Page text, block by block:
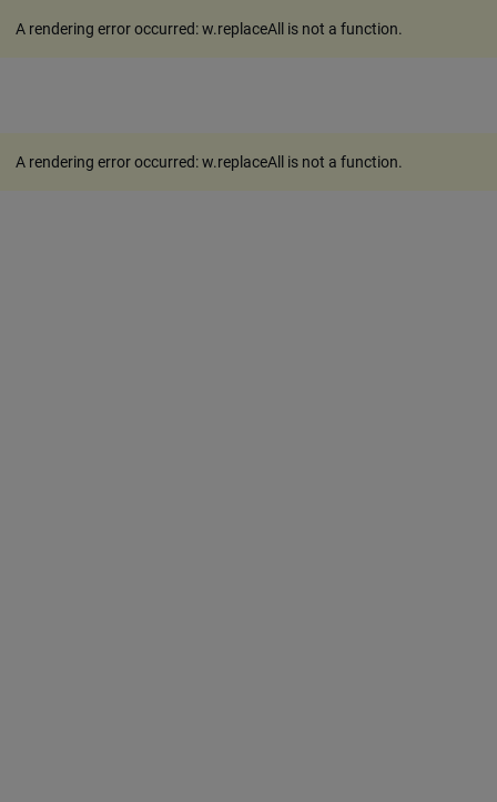
A rendering error occurred:w.replaceAll is not a function.
A rendering error occurred:w.replaceAll is not a function.